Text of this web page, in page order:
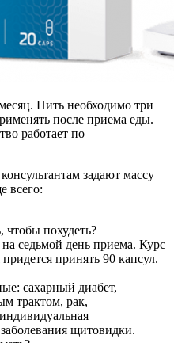
Пить необходимо три
после приема еды.
работает по
задают массу
всего:
похудеть?
на седьмой день приема. Курс
принять 90 капсул.
сахарный диабет,
трактом, рак,
щитовидки.